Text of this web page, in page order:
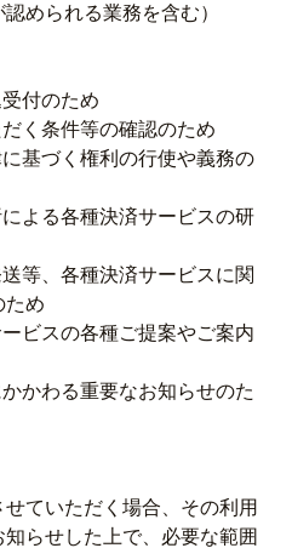
められる業務を含む）
付のため
く条件等の確認のため
基づく権利の行使や義務の
よる各種決済サービスの研
等、各種決済サービスに関
ため
ビスの各種ご提案やご案内
かわる重要なお知らせのた
ていただく場合、その利用
らせした上で、必要な範囲